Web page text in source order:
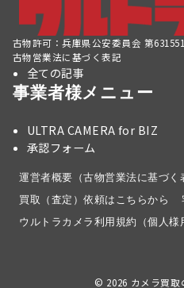
古物許可：兵庫県公安委員会 第
古物営業法に基づく表記
全ての記事
事業者様メニュー
ULTRA CAMERA for BIZ
承認フォーム
運営者概要（古物営業法に基づく
買取（査定）依頼はこちらから
ウルトラカメラ利用規約（個人様
© 2026 カメラ買取